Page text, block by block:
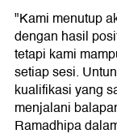
"Kami menutup
dengan hasil
tetapi kami
setiap sesi.
kualifikasi yang
menjalani
Ramadhipa